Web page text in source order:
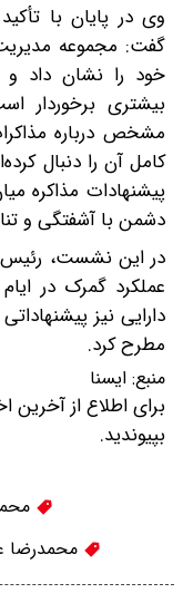
وی در پایان با
گفت: مجموعه
خود را نشان داد و
بیشتری برخوردار
مشخص درباره
کامل آن را دنبال
پیشنهادات مذاکره
دشمن با آشفتگی و
در این نشست، رئیس
عملکرد گمرک در
دارایی نیز
مطرح کرد.
منبع: ايسنا
برای اطلاع از آخرین
بپیوندید.
محمدرضا